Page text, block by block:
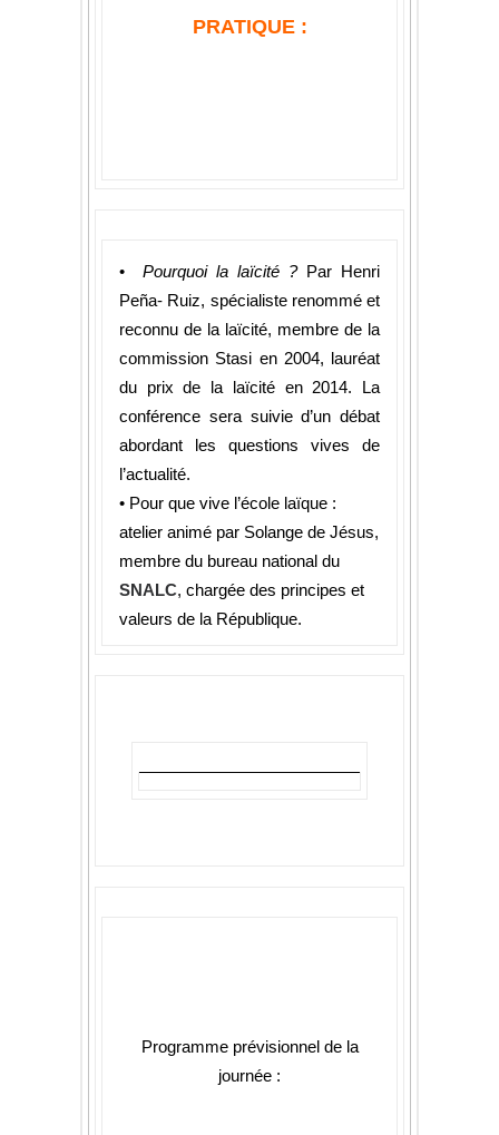
PRATIQUE :
• Pourquoi la laïcité ?Par Henri
Peña- Ruiz, spécialiste renommé et
reconnu de la laïcité, membre de la
commission Stasi en 2004, lauréat
du prix de la laïcité en 2014. La
conférence sera suivie d’un débat
abordant les questions vives de
l’actualité.
• Pour que vive l’école laïque :
atelier animé par Solange de Jésus,
membre du bureau national du
SNALC, chargée des principes et
valeurs de la République.
Programme prévisionnel de la
journée :